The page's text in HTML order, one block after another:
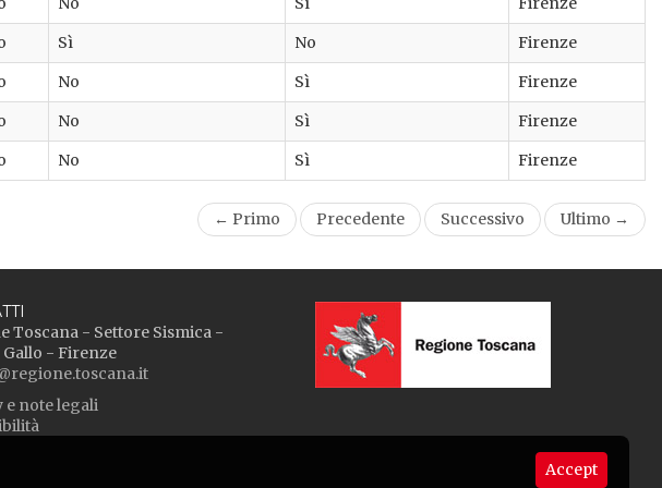
Sì No
Firenze
No Sì
Firenze
No Sì
Firenze
No Sì Firenze
← Primo Precedente Successivo Ultimo →
Accept
Toscana - Settore Sismica -
Gallo - Firenze
e note legali